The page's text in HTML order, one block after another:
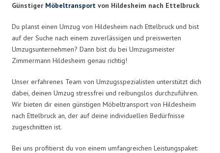
Günstiger Möbeltransport von Hildesheim nach Ettelbruck
Du planst einen Umzug von Hildesheim nach Ettelbruck und bist
auf der Suche nach einem zuverlässigen und preiswerten
Umzugsunternehmen? Dann bist du bei Umzugsmeister
Zimmermann Hildesheim genau richtig!
Unser erfahrenes Team von Umzugsspezialisten unterstützt dich
dabei, deinen Umzug stressfrei und reibungslos durchzuführen.
Wir bieten dir einen günstigen Möbeltransport von Hildesheim
nach Ettelbruck an, der auf deine individuellen Bedürfnisse
zugeschnitten ist.
Bei uns profitierst du von einem umfangreichen Leistungspaket: